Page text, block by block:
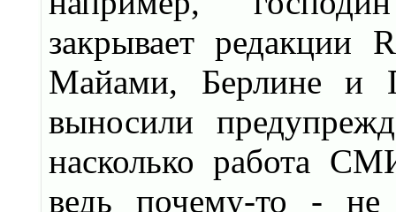
закрывает редакции
Майами, Берлине
выносили
насколько работа
ведь почему-то - не